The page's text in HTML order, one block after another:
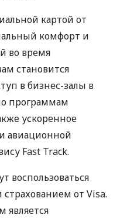
картой от
комфорт и
во время
становится
в бизнес-залы в
программам
ускоренное
авиационной
Fast Track.
воспользоваться
от Visa.
является